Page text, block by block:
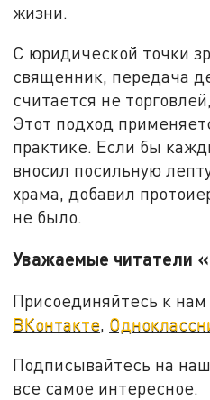
жизни.
С юридической точки
священник, передача
считается не
Этот подход
практике. Если бы
вносил посильную
храма, добавил
не было.
Уважаемые читатели
Присоединяйтесь к нам
ВКонтакте,
Подписывайтесь на
все самое интересное.